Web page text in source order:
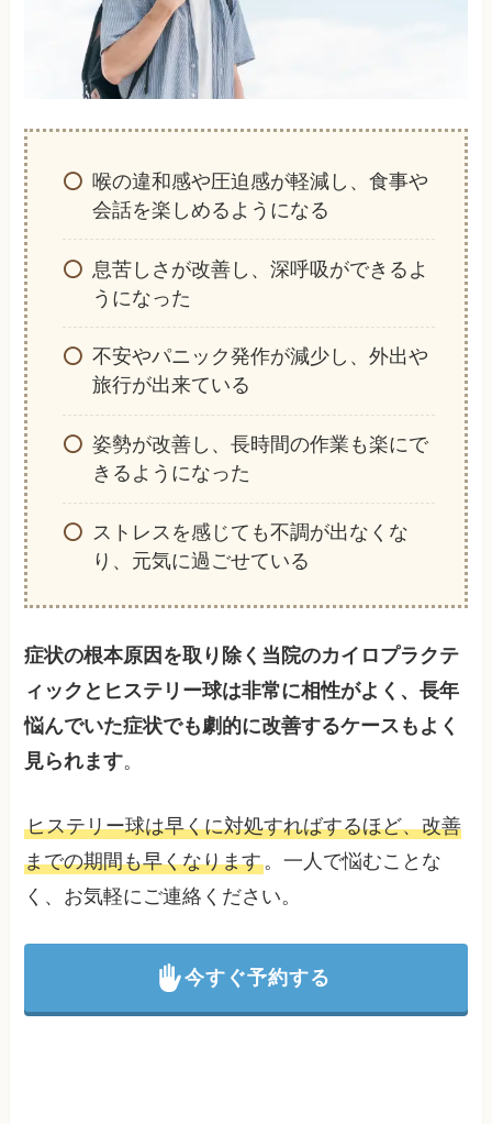
喉の違和感や圧迫感が軽減し、食事や
会話を楽しめるようになる
息苦しさが改善し、深呼吸ができるよ
うになった
不安やパニック発作が減少し、外出や
旅行が出来ている
姿勢が改善し、長時間の作業も楽にで
きるようになった
ストレスを感じても不調が出なくな
り、元気に過ごせている
症状の根本原因を取り除く当院のカイロプラクテ
ィックとヒステリー球は非常に相性がよく、長年
悩んでいた症状でも劇的に改善するケースもよく
見られます。
ヒステリー球は早くに対処すればするほど、改善
までの期間も早くなります。一人で悩むことな
く、お気軽にご連絡ください。
今すぐ予約する